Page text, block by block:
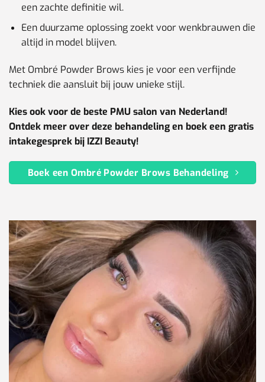
een zachte definitie wil.
Een duurzame oplossing zoekt voor wenkbrauwen die
altijd in model blijven.
Met Ombré Powder Brows kies je voor een verfijnde
techniek die aansluit bij jouw unieke stijl.
Kies ook voor de beste PMU salon van Nederland!
Ontdek meer over deze behandeling en boek een gratis
intakegesprek bij IZZI Beauty!
Boek een Ombré Powder Brows Behandeling